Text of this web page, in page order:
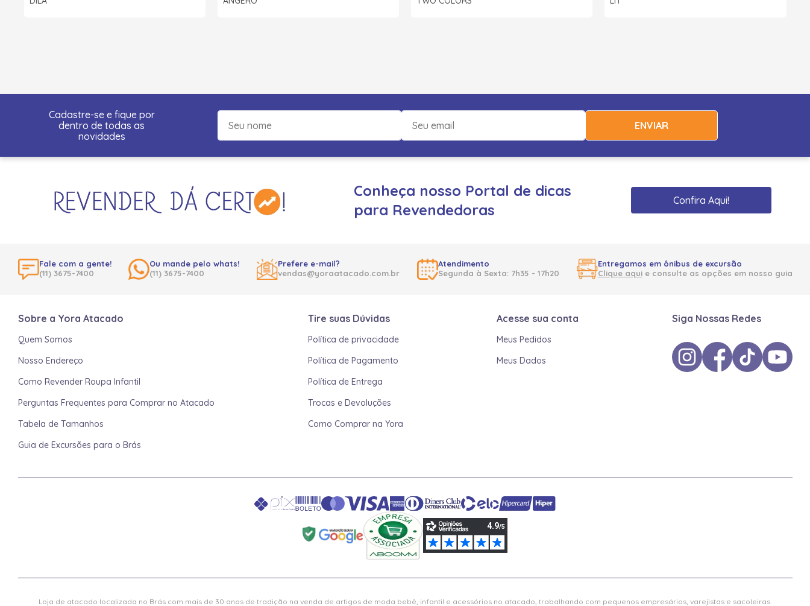
Cadastre-se e fique por
dentro de todas as
novidades
ENVIAR
Conheça nosso Portal de dicas
para Revendedoras
Confira Aqui!
Fale com a gente!
(11) 3675-7400
Ou mande pelo whats!
(11) 3675-7400
Prefere e-mail?
vendas@yoraatacado.com.br
Atendimento
Segunda à Sexta: 7h35 - 17h20
Entregamos em ônibus de excursão
Clique aquie consulte as opções em nosso guia
Sobre a Yora Atacado
Quem Somos
Nosso Endereço
Como Revender Roupa Infantil
Perguntas Frequentes para Comprar no Atacado
Tabela de Tamanhos
Guia de Excursões para o Brás
Tire suas Dúvidas
Política de privacidade
Política de Pagamento
Política de Entrega
Trocas e Devoluções
Como Comprar na Yora
Acesse sua conta
Meus Pedidos
Meus Dados
Siga Nossas Redes
Loja de atacado localizada no Brás com mais de 30 anos de tradição na venda de artigos de moda bebê, infantil e acessórios no atacado, trabalhando com pequenos empresários, varejistas e sacoleiras.